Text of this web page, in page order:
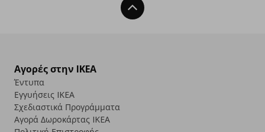
Back To Top
Αγορές στην IKEA
Έντυπα
Εγγυήσεις IKEA
Σχεδιαστικά Προγράμματα
Αγορά Δωρoκάρτας IKEA